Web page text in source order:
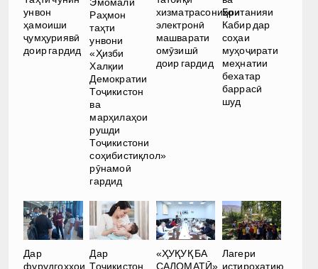
унвон
ҳамоиши
ҷумҳуриявӣ
доир гардид
Раҳмон
таҳти
унвони
«Ҳизби
Халқии
Демократии
Тоҷикистон
ва
марҳилаҳои
рушди
Тоҷикистони
соҳибистиқлол»
рӯнамоӣ
гардид
хизматрасониҳои
электронӣ
машварати
омӯзишӣ
доир гардид
Британияи
Кабир дар
соҳаи
муҳоҷирати
меҳнатии
бехатар
баррасӣ
шуд
Дар
фурудгоҳҳои
Дар
Тоҷикистон
«ҲУҚУҚ БА
САЛОМАТӢ».
Лагери
истироҳатию